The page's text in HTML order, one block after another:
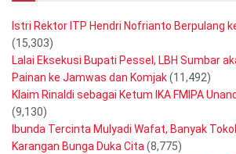
Istri Rektor ITP Hendri Nofrianto Berpulang
(15,303)
Lalai Eksekusi Bupati Pessel, LBH Sumbar
Painan ke Jamwas dan Komjak(11,492)
Klaim Rinaldi sebagai Ketum IKA FMIPA
(9,130)
Ibunda Tercinta Mulyadi Wafat, Banyak
Karangan Bunga Duka Cita(8,775)